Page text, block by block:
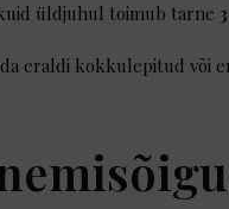
üldjuhul toimub tarne
eraldi kokkulepitud või